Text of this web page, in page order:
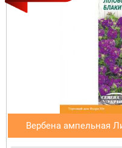
Вербена ампельная